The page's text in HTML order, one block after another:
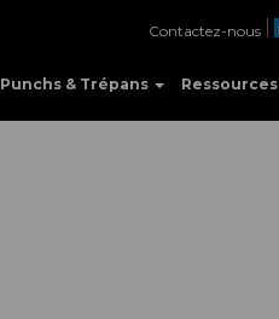
Punchs & Trépans Ressources
Contactez-nous